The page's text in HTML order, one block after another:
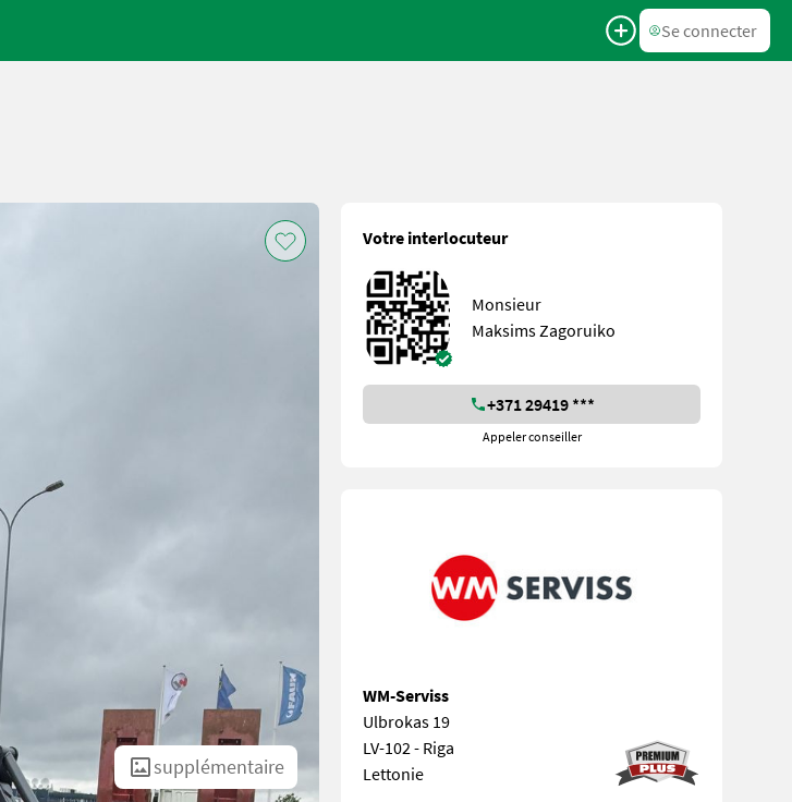
Se connecter
supplémentaire
Votre interlocuteur
Monsieur
Maksims Zagoruiko
+371 29419 ***
Appeler conseiller
WM-Serviss
Ulbrokas 19
LV-102 - Riga
Lettonie